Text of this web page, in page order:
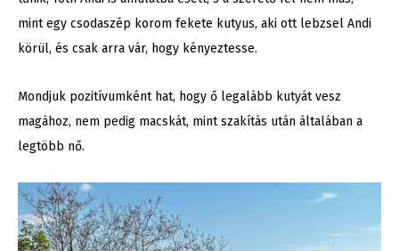
mint egy csodaszép korom fekete kutyus, aki ott lebzsel Andi
körül, és csak arra vár, hogy kényeztesse.
Mondjuk pozitívumként hat, hogy ő legalább kutyát vesz
magához, nem pedig macskát, mint szakítás után általában a
legtöbb nő.